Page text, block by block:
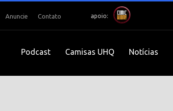
Anuncie Contato apoio:
Podcast Camisas UHQ Notícias